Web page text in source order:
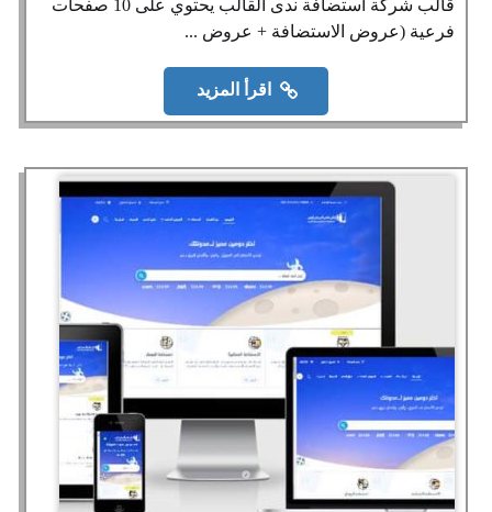
قالب شركة استضافة ندى القالب يحتوي على 10 صفحات
فرعية (عروض الاستضافة + عروض ...
اقرأ المزيد